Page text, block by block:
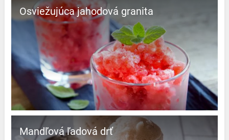
Osviežujúca jahodová granita
Mandľová ľadová drť